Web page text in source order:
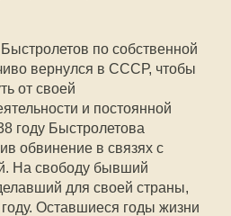
по собственной
вернулся в СССР, чтобы
от своей
и постоянной
году Быстролетова
обвинение в связях с
На свободу бывший
для своей страны,
Оставшиеся годы жизни